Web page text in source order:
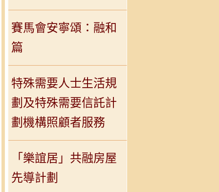
賽馬會安寧頌：融和
篇
特殊需要人士生活規
劃及特殊需要信託計
劃機構照顧者服務
「樂誼居」共融房屋
先導計劃